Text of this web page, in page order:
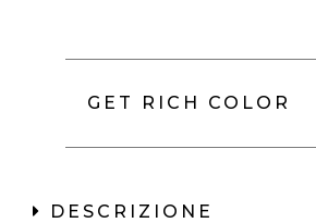
GET RICH COLOR
DESCRIZIONE